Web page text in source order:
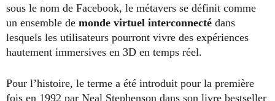
sous le nom de Facebook, le métavers se définit comme
un ensemble de monde virtuel interconnecté dans
lesquels les utilisateurs pourront vivre des expériences
hautement immersives en 3D en temps réel.
Pour l’histoire, le terme a été introduit pour la première
fois en 1992 par Neal Stephenson dans son livre bestseller